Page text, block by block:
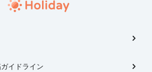
イドライン